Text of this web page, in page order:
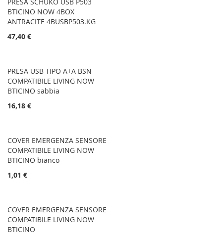
BTICINO NOW 4BOX
ANTRACITE 4BUSBP503.KG
47,40 €
PRESA USB TIPO A+A BSN
COMPATIBILE LIVING NOW
BTICINO sabbia
16,18 €
COVER EMERGENZA SENSORE
COMPATIBILE LIVING NOW
BTICINO bianco
1,01 €
COVER EMERGENZA SENSORE
COMPATIBILE LIVING NOW
BTICINO